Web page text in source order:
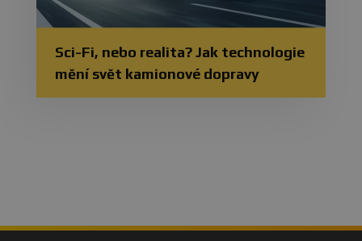
Sci-Fi, nebo realita? Jak technologie
mění svět kamionové dopravy